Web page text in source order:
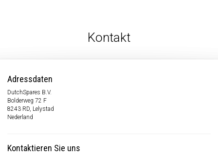
Kontakt
Adressdaten
DutchSpares B.V.
Bolderweg 72 F
8243 RD, Lelystad
Nederland
Kontaktieren Sie uns